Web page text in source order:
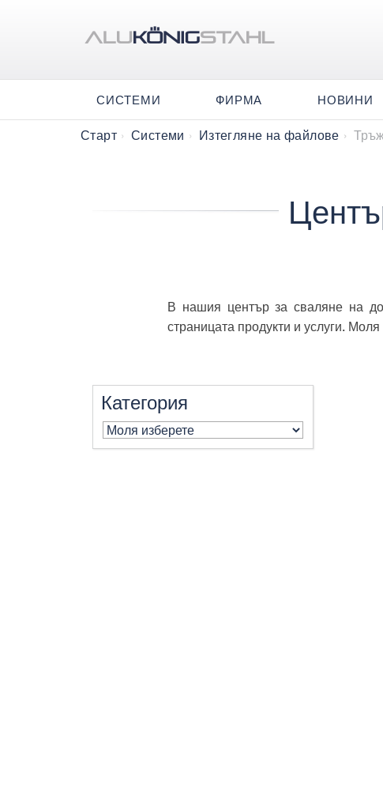
СИСТЕМИ ФИРМА НОВИНИ
Старт Системи Изтегляне на файлове
​​​​В нашия център за сваляне на
страницата продукти и услуги. Моля
Категория